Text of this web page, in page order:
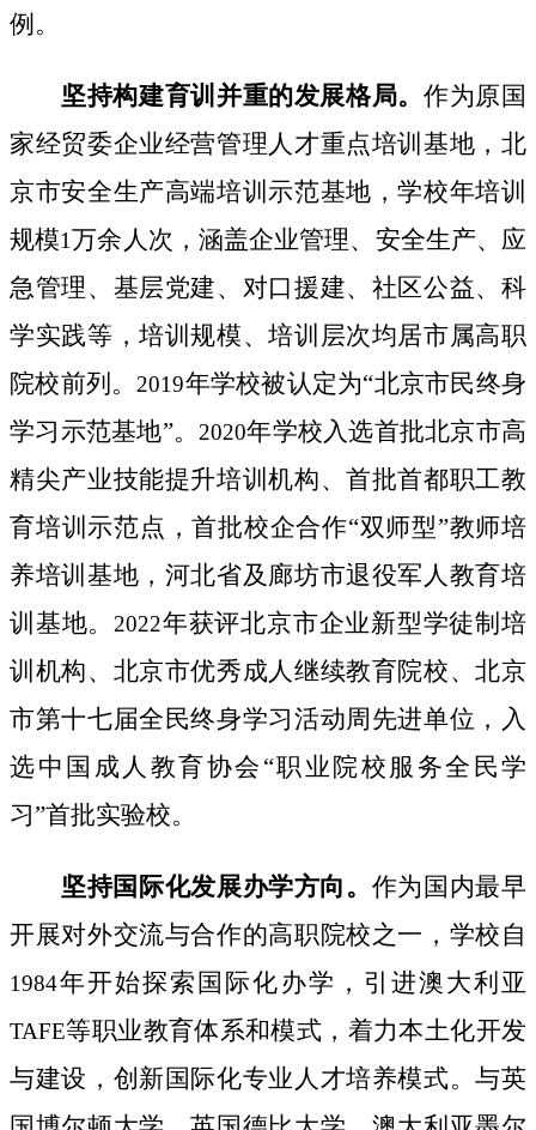
例。
坚持构建育训并重的发展格局。作为原国
家经贸委企业经营管理人才重点培训基地，北
京市安全生产高端培训示范基地，学校年培训
规模1万余人次，涵盖企业管理、安全生产、应
急管理、基层党建、对口援建、社区公益、科
学实践等，培训规模、培训层次均居市属高职
院校前列。
2019年学校被认定为“北京市民终身
学习示范基地”。
2020年学校入选首批北京市高
精尖产业技能提升培训机构、首批首都职工教
育培训示范点，首批校企合作“双师型”教师培
养培训基地，河北省及廊坊市退役军人教育培
训基地。
2022年获评北京市企业新型学徒制培
训机构、北京市优秀成人继续教育院校、北京
市第十七届全民终身学习活动周先进单位，入
选中国成人教育协会“职业院校服务全民学
习”首批实验校。
坚持国际化发展办学方向。 作为国内最早
开展对外交流与合作的高职院校之一，学校自
1984年开始探索国际化办学，引进澳大利亚
TAFE等职业教育体系和模式，着力本土化开发
与建设，创新国际化专业人才培养模式。与英